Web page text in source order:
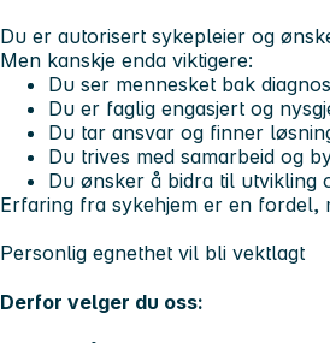
Du er autorisert sykepleier og
Men kanskje enda viktigere:
Du ser mennesket bak
Du er faglig engasjert og
Du tar ansvar og finner
Du trives med samarbeid og
Du ønsker å bidra til utvikling
Erfaring fra sykehjem er en fordel,
Personlig egnethet vil bli vektlagt
Derfor velger du oss: